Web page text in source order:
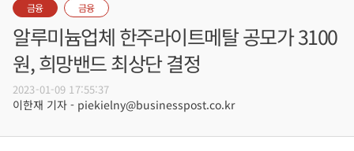
금융 금융
알루미늄업체 한주라이트메탈 공모가 3100
원, 희망밴드 최상단 결정
2023-01-09 17:55:37
이한재 기자 - piekielny@businesspost.co.kr